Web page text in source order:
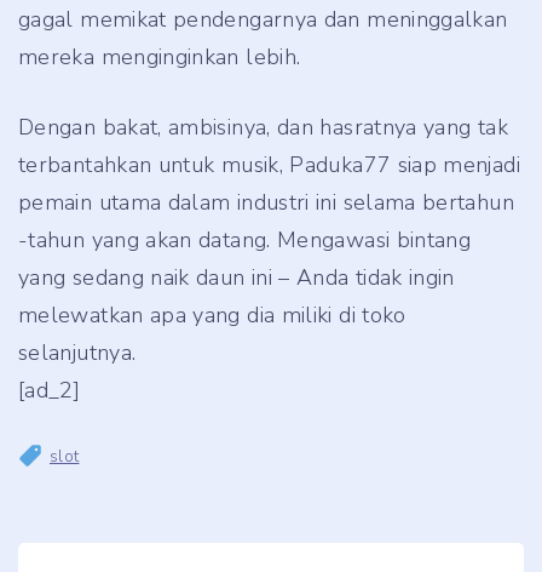
gagal memikat pendengarnya dan meninggalkan
mereka menginginkan lebih.
Dengan bakat, ambisinya, dan hasratnya yang tak
terbantahkan untuk musik, Paduka77 siap menjadi
pemain utama dalam industri ini selama bertahun
-tahun yang akan datang. Mengawasi bintang
yang sedang naik daun ini – Anda tidak ingin
melewatkan apa yang dia miliki di toko
selanjutnya.
[ad_2]
slot